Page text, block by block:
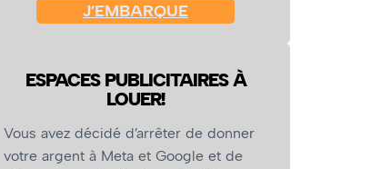
J’EMBARQUE
ESPACES PUBLICITAIRES À
LOUER!
Vous avez décidé d’arrêter de donner
votre argent à Meta et Google et de